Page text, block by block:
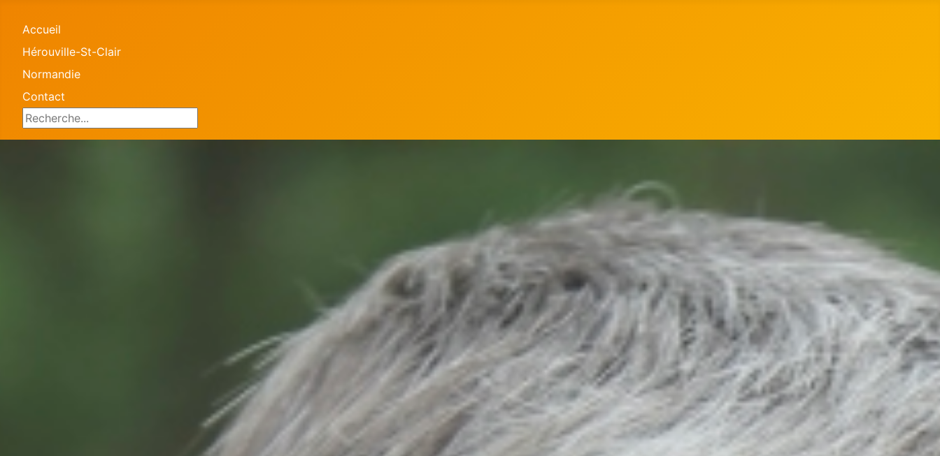
Accueil
Hérouville-St-Clair
Normandie
Contact
Search ...